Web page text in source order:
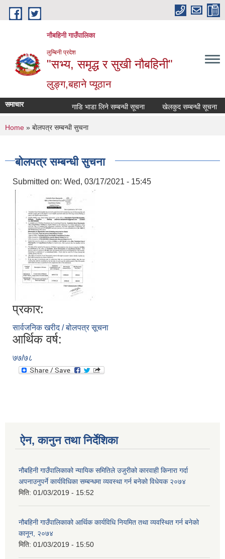
Skip to main content
नौबहिनी गाउँपालिका
लुम्बिनी प्रदेश
"सभ्य, समृद्ध र सुखी नौबहिनी"
लुङ्ग,बहाने प्यूठान
समाचार गाडि भाडा लिने सम्बन्धी सूचना खेलकुद सम्बन्धी सूचना
You are here
Home » बाेलपत्र सम्बन्धी सुचना
बाेलपत्र सम्बन्धी सुचना
Submitted on: Wed, 03/17/2021 - 15:45
प्रकार:
सार्वजनिक खरीद / बोलपत्र सूचना
आर्थिक वर्ष:
७७/७८
ऐन, कानुन तथा निर्देशिका
नौबहिनी गाउँपालिकाको न्यायिक समितिले उजुरीको कारवाही किनारा गर्दा
अपनाउनुपर्ने कार्यविधिका सम्बन्धमा व्यवस्था गर्न बनेको विधेयक २०७४
मिति: 01/03/2019 - 15:52
नौबहिनी गाउँपालिकाको आर्थिक कार्यविधि नियमित तथा व्यवस्थित गर्न बनेको
कानून, २०७४
मिति: 01/03/2019 - 15:50